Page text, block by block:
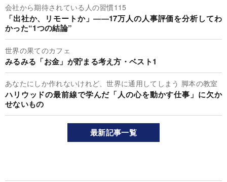
会社から期待されている人の習慣115
「出社か、リモートか」――17万人の人事評価を分析してわ
かった“1つの結論”
世界の果てのカフェ
みるみる「お金」が貯まる考え方・ベスト1
あなたにしか作れないけれど、世界に通用してしまう 脚本の教室
ハリウッドの最前線で学んだ「人の心を動かす仕事」に欠か
せないもの
最新記事一覧